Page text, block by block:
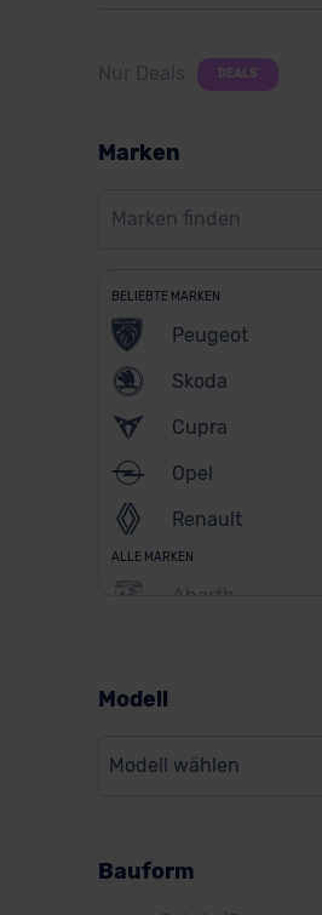
Nur Deals DEALS
Marken
BELIEBTE MARKEN
Peugeot
Skoda
Cupra
Opel
Renault
ALLE MARKEN
Abarth
BMW
Citroen
Modell
Modell wählen
Bauform